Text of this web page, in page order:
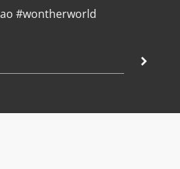
ao #wontherworld